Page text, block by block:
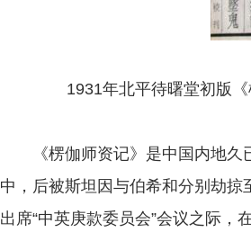
1931年北平待曙堂初版
《楞伽师资记》是中国内地久
中，后被斯坦因与伯希和分别劫
出席“中英庚款委员会”会议之际